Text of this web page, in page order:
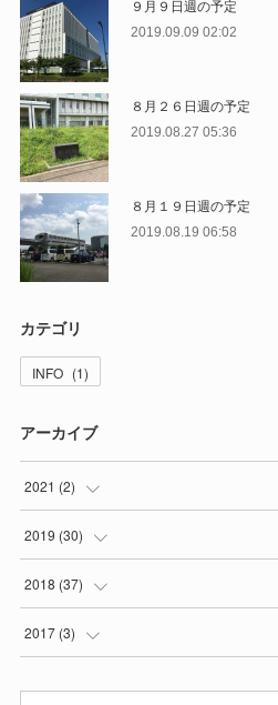
９月９日週の予定
2019.09.09 02:02
８月２６日週の予定
2019.08.27 05:36
８月１９日週の予定
2019.08.19 06:58
カテゴリ
INFO (1)
アーカイブ
2021 (2)
(2
2019 (30)
(1
( )
2018 (37)
( )
2017 (3)